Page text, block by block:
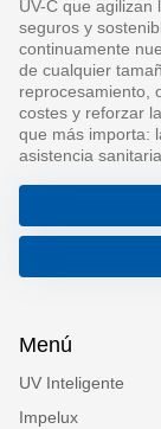
UV-C que
seguros y
continuamente
de cualquier
reprocesamiento,
costes y reforzar
que más importa:
asistencia sanitaria.
Menú
UV Inteligente
Impelux